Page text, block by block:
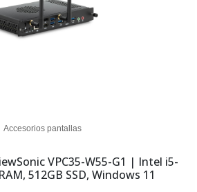
Accesorios pantallas
VPC35-W55-G1 | Intel i5-
512GB SSD, Windows 11